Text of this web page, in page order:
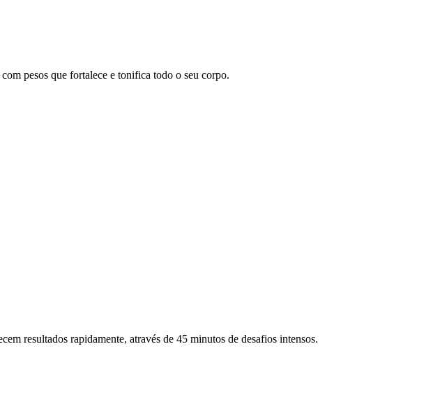
pesos que fortalece e tonifica todo o seu corpo.
resultados rapidamente, através de 45 minutos de desafios intensos.